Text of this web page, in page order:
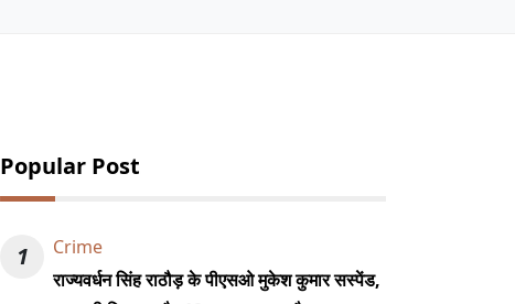
Popular Post
1
Crime
राज्यवर्धन सिंह राठौड़ के पीएसओ मुकेश कुमार सस्पेंड,